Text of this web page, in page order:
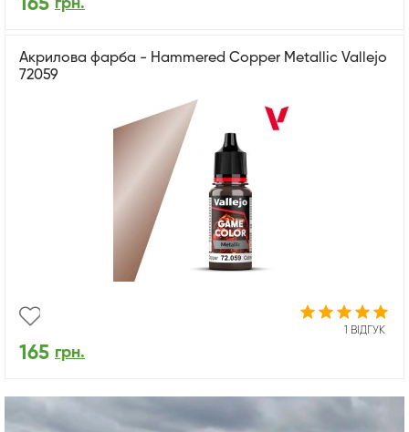
165
Акрилова фарба - Hammered Copper Metallic Vallejo
72059
1 ВІДГУК
165 грн.